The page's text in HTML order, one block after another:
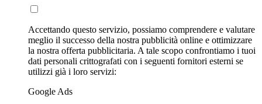
Accettando questo servizio, possiamo comprendere e valutare
meglio il successo della nostra pubblicità online e ottimizzare
la nostra offerta pubblicitaria. A tale scopo confrontiamo i tuoi
dati personali crittografati con i seguenti fornitori esterni se
utilizzi già i loro servizi:
Google Ads